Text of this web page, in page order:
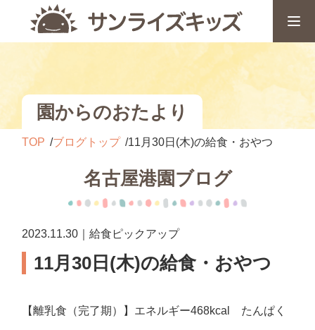
園からのおたより
TOP ブログトップ 11月30日(木)の給食・おやつ
名古屋港園ブログ
2023.11.30｜給食ピックアップ
11月30日(木)の給食・おやつ
【離乳食（完了期）】エネルギー468kcal たんぱく